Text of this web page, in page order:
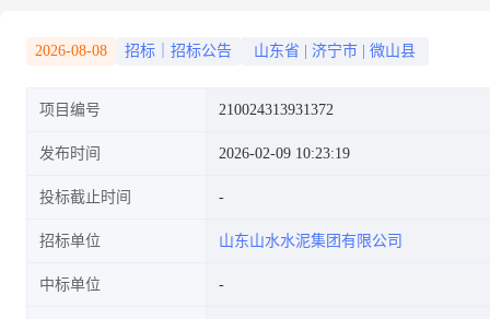
2026-08-08 招标｜招标公告 山东省 济宁市 微山县
项目编号 210024313931372
发布时间 2026-02-09 10:23:19
投标截止时间
招标单位 山东山水水泥集团有限公司
中标单位